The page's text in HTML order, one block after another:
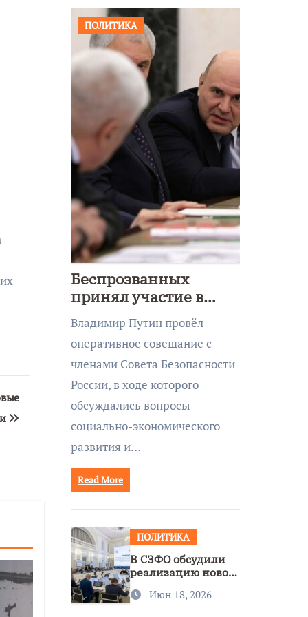
ПОЛИТИКА
Беспрозванных
принял участие в
совещании Совбеза
под руководством
Путина
Владимир Путин провёл
оперативное совещание с
членами Совета Безопасности
России, в ходе которого
обсуждались вопросы
социально-экономического
развития и…
Read More
ПОЛИТИКА
В СЗФО обсудили
реализацию новой
нацполитики
Июн 18, 2026